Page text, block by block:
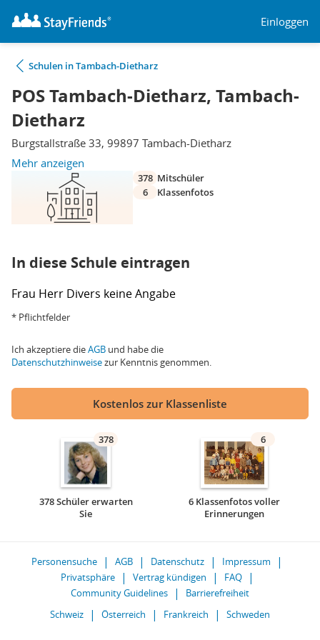
Einloggen
Schulen in Tambach-Dietharz
POS Tambach-Dietharz, Tambach-
Dietharz
Burgstallstraße 33, 99897 Tambach-Dietharz
Mehr anzeigen
378 Mitschüler
6
Klassenfotos
In diese Schule eintragen
Frau Herr Divers keine Angabe
* Pflichtfelder
Ich akzeptiere dieAGB und habe die
Datenschutzhinweisezur Kenntnis genommen.
Kostenlos zur Klassenliste
378
378 Schüler erwarten
Sie
6
6 Klassenfotos voller
Erinnerungen
Personensuche AGB Datenschutz
Impressum
Privatsphäre
Vertrag kündigen
FAQ
Community Guidelines
Barrierefreiheit
Schweiz
Österreich Frankreich Schweden